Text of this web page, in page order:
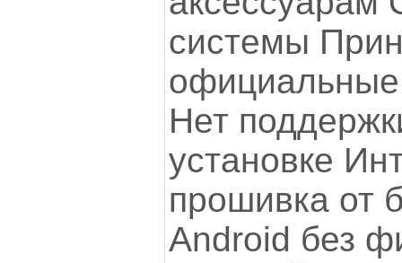
системы
Нет
установке
прошивка от
Android без